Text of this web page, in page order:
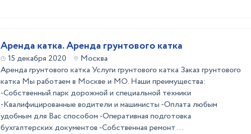
Аренда катка. Аренда грунтового катка
15 декабря 2020
Москва
Аренда грунтового катка Услуги грунтового катка Заказ грунтового
катка Мы работаем в Москве и МО. Наши преимущества:
-Собственный парк дорожной и специальной техники
-Квалифицированные водители и машинисты -Оплата любым
удобным для Вас способом -Оперативная подготовка
бухгалтерских документов -Собственная ремонт ...